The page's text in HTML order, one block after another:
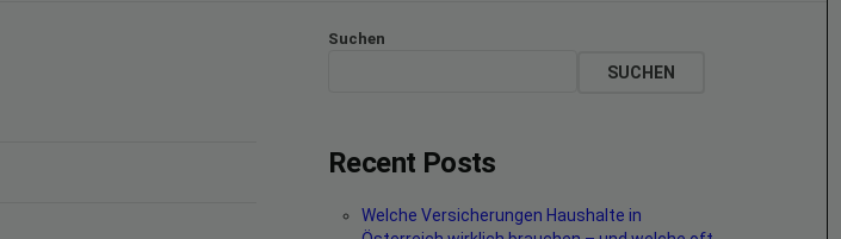
Suchen
SUCHEN
Recent Posts
Welche Versicherungen Haushalte in